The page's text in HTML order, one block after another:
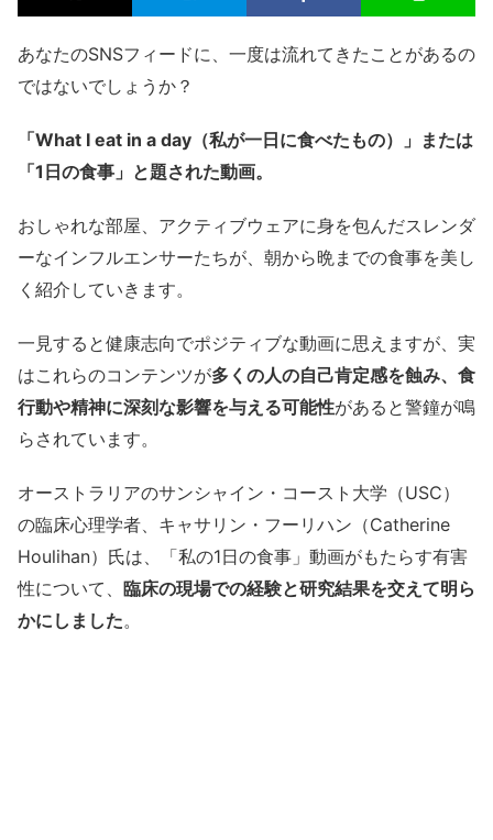
あなたのSNSフィードに、一度は流れてきたことがあるの
ではないでしょうか？
「What I eat in a day（私が一日に食べたもの）」または
「1日の食事」と題された動画。
おしゃれな部屋、アクティブウェアに身を包んだスレンダ
ーなインフルエンサーたちが、朝から晩までの食事を美し
く紹介していきます。
一見すると健康志向でポジティブな動画に思えますが、実
はこれらのコンテンツが多くの人の自己肯定感を蝕み、食
行動や精神に深刻な影響を与える可能性があると警鐘が鳴
らされています。
オーストラリアのサンシャイン・コースト大学（USC）
の臨床心理学者、キャサリン・フーリハン（Catherine
Houlihan）氏は、「私の1日の食事」動画がもたらす有害
性について、 臨床の現場での経験と研究結果を交えて明ら
かにしました。